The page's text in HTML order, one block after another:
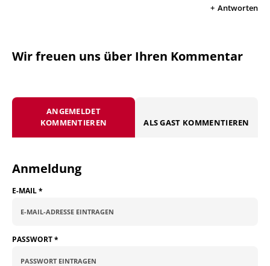
Antworten
Wir freuen uns über Ihren Kommentar
ANGEMELDET
KOMMENTIEREN
ALS GAST KOMMENTIEREN
Anmeldung
E-MAIL*
PASSWORT*